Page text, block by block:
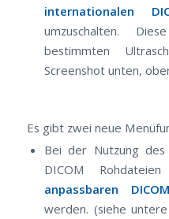
internationalen
umzuschalten.
bestimmten
Screenshot unten,
Es gibt zwei neue
Bei der Nutzung
DICOM
anpassbaren
werden. (siehe